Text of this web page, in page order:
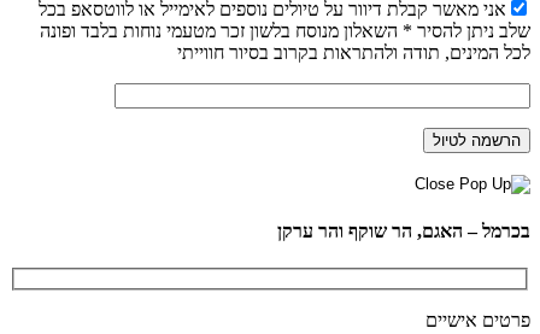
אני מאשר קבלת דיוור על טיולים נוספים לאימייל או לווטסאפ בכל
שלב ניתן להסיר * השאלון מנוסח בלשון זכר מטעמי נוחות בלבד ופונה
לכל המינים, תודה ולהתראות בקרוב בסיור חווייתי
בכרמל – האגם, הר שוקף והר ערקן
פרטים אישיים